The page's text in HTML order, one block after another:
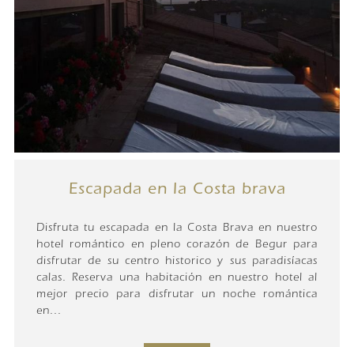
Escapada en la Costa brava
Disfruta tu escapada en la Costa Brava en nuestro
hotel romántico en pleno corazón de Begur para
disfrutar de su centro historico y sus paradisíacas
calas. Reserva una habitación en nuestro hotel al
mejor precio para disfrutar un noche romántica
en...